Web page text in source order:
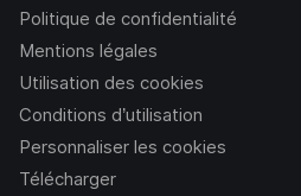
Politique de confidentialité
Mentions légales
Utilisation des cookies
Conditions d’utilisation
Personnaliser les cookies
Télécharger